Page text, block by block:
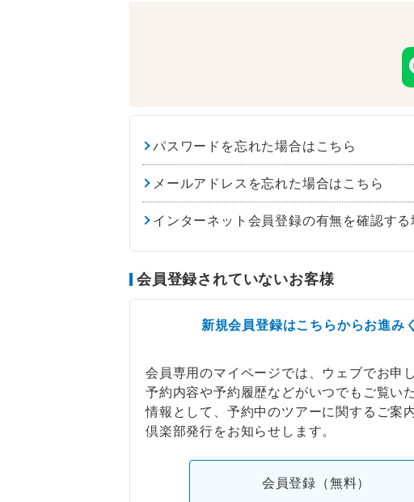
パスワードを忘れた場合はこちら
メールアドレスを忘れた場合はこちら
インターネット会員登録の有無を確認する
会員登録されていないお客様
新規会員登録はこちらからお進み
会員専用のマイページでは、ウェブでお申
予約内容や予約履歴などがいつでもご覧い
情報として、予約中のツアーに関するご案
倶楽部発行をお知らせします。
会員登録（無料）